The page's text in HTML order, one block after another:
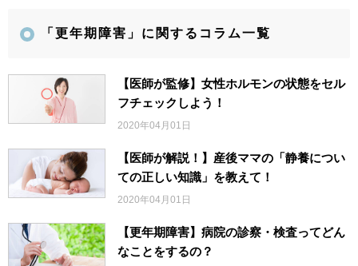
「更年期障害」に関するコラム一覧
【医師が監修】女性ホルモンの状態をセル
フチェックしよう！
2020年04月01日
【医師が解説！】産後ママの「静養につい
ての正しい知識」を教えて！
2020年04月01日
【更年期障害】病院の診察・検査ってどん
なことをするの？